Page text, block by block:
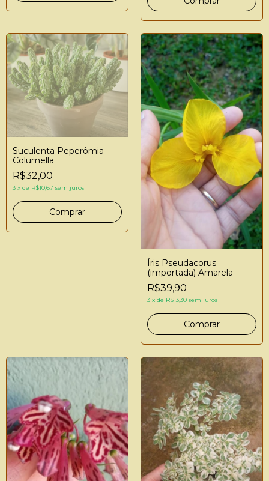
Suculenta Peperômia
Columella
R$32,00
3 x de R$10,67 sem juros
Íris Pseudacorus
(importada) Amarela
R$39,90
3 x de R$13,30 sem juros